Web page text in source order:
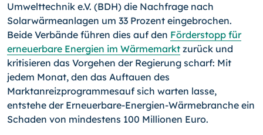
Umwelttechnik e.V. (BDH) die Nachfrage nach
Solarwärmeanlagen um 33 Prozent eingebrochen.
Beide Verbände führen dies auf den Förderstopp für
erneuerbare Energien im Wärmemarkt zurück und
kritisieren das Vorgehen der Regierung scharf: Mit
jedem Monat, den das Auftauen des
Marktanreizprogrammesauf sich warten lasse,
entstehe der Erneuerbare-Energien-Wärmebranche ein
Schaden von mindestens 100 Millionen Euro.